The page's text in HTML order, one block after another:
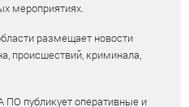
мероприятиях.
размещает новости
происшествий, криминала,
публикует оперативные и